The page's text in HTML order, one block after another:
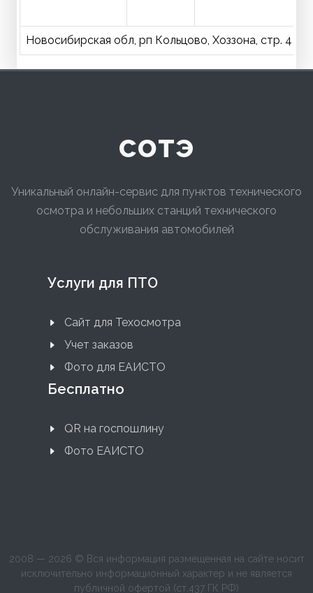
Новосибирская обл, рп Кольцово, Хоззона, стр. 4
сотэ
Уникальный онлайн-сервис для пунктов технического
осмотра и небольших станций технического
обслуживания автомобилей
Услуги для ПТО
Сайт для Техосмотра
Учет заказов
Фото для ЕАИСТО
Бесплатно
QR на госпошлину
Фото ЕАИСТО
2008 — 2026 © Вся информация размещенная на сайте носит
исключительно информационный характер и не является
публичной офертой (ст.437 ГК РФ)